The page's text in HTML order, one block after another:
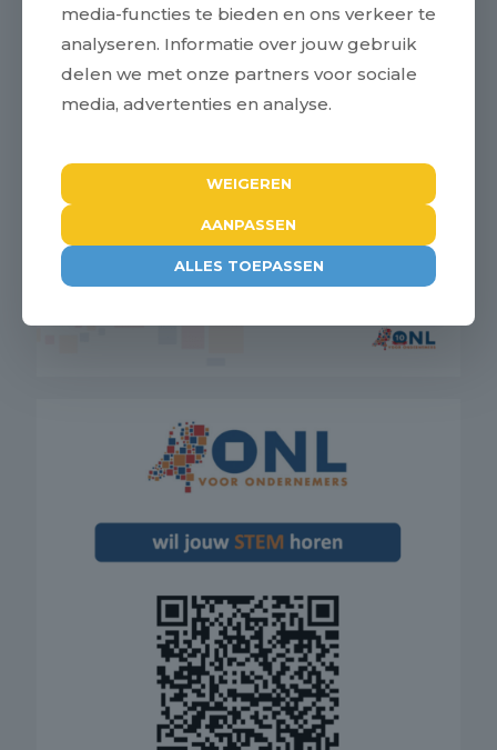
media-functies te bieden en ons verkeer te
analyseren. Informatie over jouw gebruik
delen we met onze partners voor sociale
media, advertenties en analyse.
WEIGEREN
AANPASSEN
ALLES TOEPASSEN